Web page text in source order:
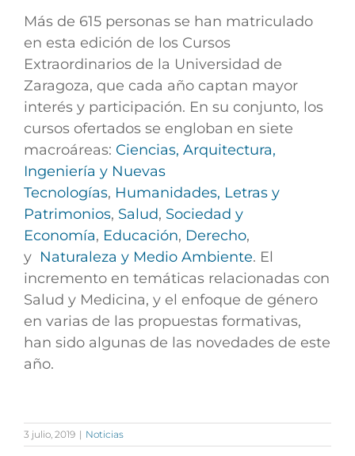
Más de 615 personas se han matriculado
en esta edición de los Cursos
Extraordinarios de la Universidad de
Zaragoza, que cada año captan mayor
interés y participación. En su conjunto, los
cursos ofertados se engloban en siete
macroáreas: Ciencias, Arquitectura,
Ingeniería y Nuevas
Tecnologías, Humanidades, Letras y
Patrimonios, Salud, Sociedad y
Economía, Educación, Derecho,
y Naturaleza y Medio Ambiente. El
incremento en temáticas relacionadas con
Salud y Medicina, y el enfoque de género
en varias de las propuestas formativas,
han sido algunas de las novedades de este
año.
3 julio, 2019 | Noticias